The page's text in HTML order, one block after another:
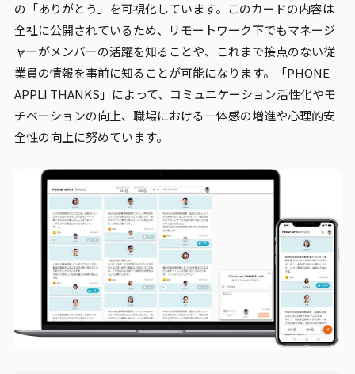
の「ありがとう」を可視化しています。このカードの内容は
全社に公開されているため、リモートワーク下でもマネージ
ャーがメンバーの活躍を知ることや、これまで接点のない従
業員の情報を事前に知ることが可能になります。「PHONE
APPLI THANKS 」によって、コミュニケーション活性化やモ
チベーションの向上、職場における一体感の増進や心理的安
全性の向上に努めています。